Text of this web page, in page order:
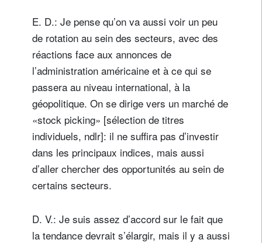
E. D.: Je pense qu’on va aussi voir un peu
de rotation au sein des secteurs, avec des
réactions face aux annonces de
l’administration américaine et à ce qui se
passera au niveau international, à la
géopolitique. On se dirige vers un marché de
«stock picking» [sélection de titres
individuels, ndlr]: il ne suffira pas d’investir
dans les principaux indices, mais aussi
d’aller chercher des opportunités au sein de
certains secteurs.
D. V.: Je suis assez d’accord sur le fait que
la tendance devrait s’élargir, mais il y a aussi